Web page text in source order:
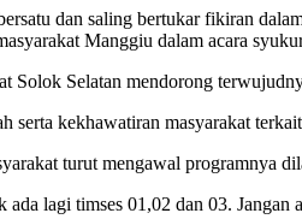
dan saling bertukar fikiran
Manggiu dalam acara
Solok Selatan mendorong
serta kekhawatiran masyarakat
turut mengawal programnya
ada lagi timses 01,02 dan 03.